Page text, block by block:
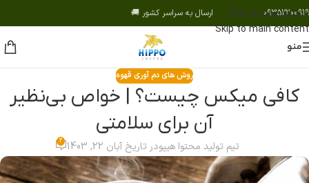
Skip to navigation
Skip to main content
09352200919 ارسال به سراسر کشور 🚚
منو
روش های دم آوری قهوه
کافی میکس چیست؟ | خواص بی‌نظیر
آن برای سلامتی
تیم تولید محتوا هیپودر تاریخ آبان 22, 1403 2